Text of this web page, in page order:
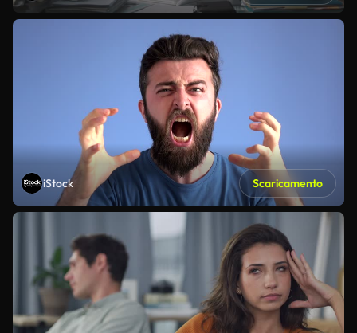
iStock Scaricamento